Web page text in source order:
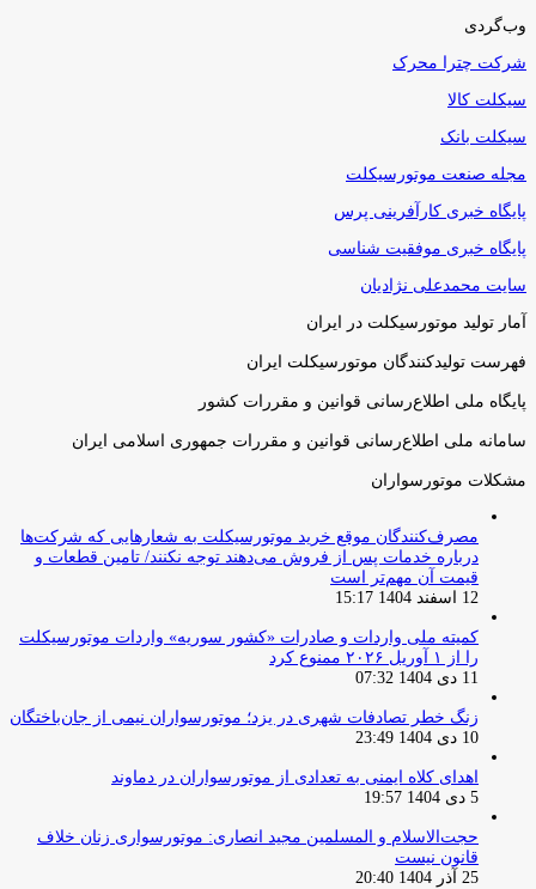
وب‌گردی
شرکت چترا محرک
سیکلت کالا
سیکلت بانک
مجله صنعت موتورسیکلت
پایگاه خبری کارآفرینی پرس
پایگاه خبری موفقیت شناسی
سایت محمدعلی نژادیان
آمار تولید موتورسیکلت در ایران
فهرست تولیدکنندگان موتورسیکلت ایران
پایگاه ملی اطلاع‌رسانی قوانین و مقررات کشور
سامانه ملی اطلاع‌رسانی قوانین و مقررات جمهوری اسلامی ایران
مشکلات موتورسواران
مصرف‌کنندگان موقع خرید موتورسیکلت به شعارهایی که شرکت‌ها
درباره خدمات پس از فروش می‌دهند توجه نکنند/ تامین قطعات و
قیمت آن مهم‌تر است
12 اسفند 1404 15:17
کمیته ملی واردات و صادرات «کشور سوریه» واردات موتورسیکلت
را از ۱ آوریل ۲۰۲۶ ممنوع کرد
11 دی 1404 07:32
زنگ خطر تصادفات شهری در یزد؛ موتورسواران نیمی از جان‌باختگان
10 دی 1404 23:49
اهدای کلاه ایمنی به تعدادی از موتورسواران در دماوند
5 دی 1404 19:57
حجت‌الاسلام و المسلمین مجید انصاری: موتورسواری زنان خلاف
قانون نیست
25 آذر 1404 20:40